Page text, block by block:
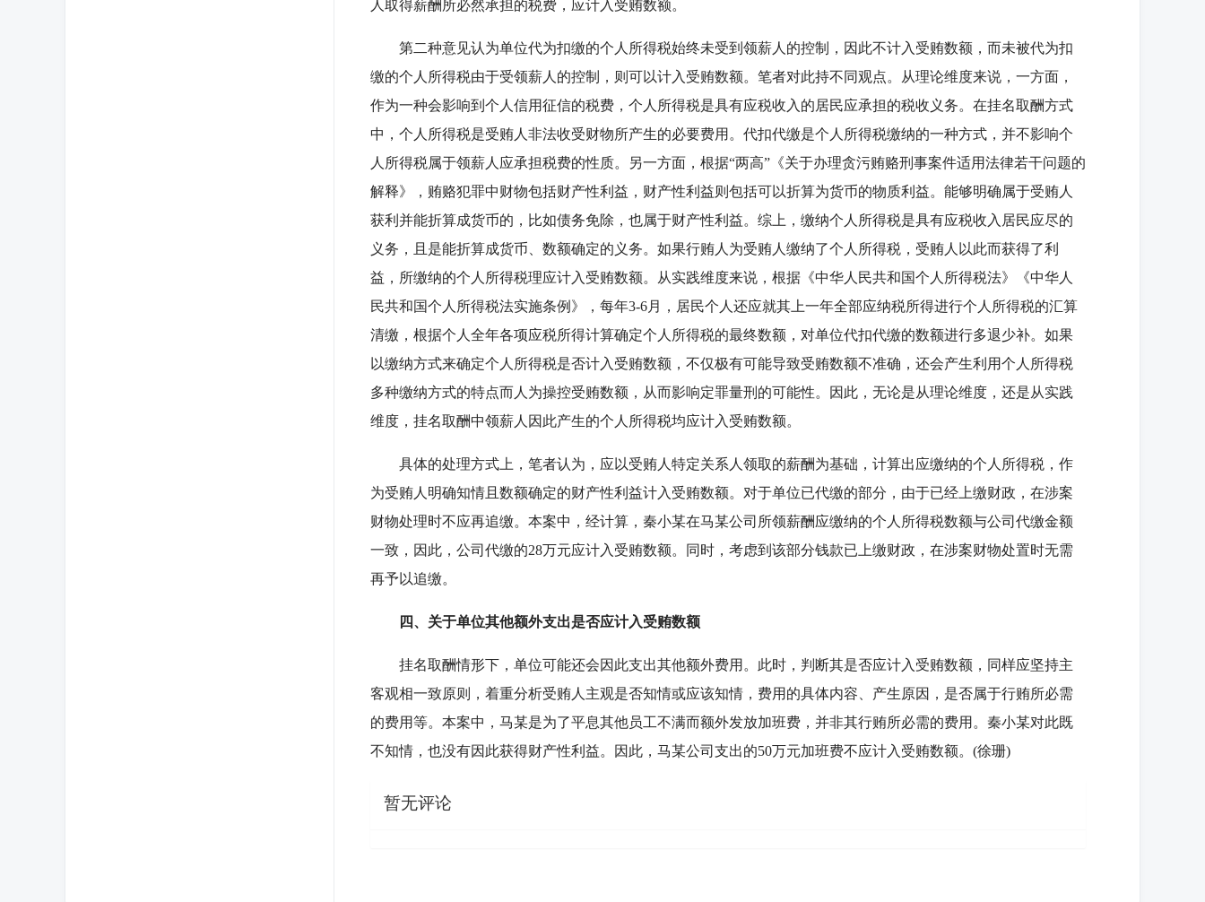
人取得薪酬所必然承担的税费，应计入受贿数额。
第二种意见认为单位代为扣缴的个人所得税始终未受到领薪人的控制，因此不计入受贿数额，而未被代为扣
缴的个人所得税由于受领薪人的控制，则可以计入受贿数额。笔者对此持不同观点。从理论维度来说，一方面，
作为一种会影响到个人信用征信的税费，个人所得税是具有应税收入的居民应承担的税收义务。在挂名取酬方式
中，个人所得税是受贿人非法收受财物所产生的必要费用。代扣代缴是个人所得税缴纳的一种方式，并不影响个
人所得税属于领薪人应承担税费的性质。另一方面，根据“两高”《关于办理贪污贿赂刑事案件适用法律若干问题的
解释》，贿赂犯罪中财物包括财产性利益，财产性利益则包括可以折算为货币的物质利益。能够明确属于受贿人
获利并能折算成货币的，比如债务免除，也属于财产性利益。综上，缴纳个人所得税是具有应税收入居民应尽的
义务，且是能折算成货币、数额确定的义务。如果行贿人为受贿人缴纳了个人所得税，受贿人以此而获得了利
益，所缴纳的个人所得税理应计入受贿数额。从实践维度来说，根据《中华人民共和国个人所得税法》《中华人
民共和国个人所得税法实施条例》，每年3-6月，居民个人还应就其上一年全部应纳税所得进行个人所得税的汇算
清缴，根据个人全年各项应税所得计算确定个人所得税的最终数额，对单位代扣代缴的数额进行多退少补。如果
以缴纳方式来确定个人所得税是否计入受贿数额，不仅极有可能导致受贿数额不准确，还会产生利用个人所得税
多种缴纳方式的特点而人为操控受贿数额，从而影响定罪量刑的可能性。因此，无论是从理论维度，还是从实践
维度，挂名取酬中领薪人因此产生的个人所得税均应计入受贿数额。
具体的处理方式上，笔者认为，应以受贿人特定关系人领取的薪酬为基础，计算出应缴纳的个人所得税，作
为受贿人明确知情且数额确定的财产性利益计入受贿数额。对于单位已代缴的部分，由于已经上缴财政，在涉案
财物处理时不应再追缴。本案中，经计算，秦小某在马某公司所领薪酬应缴纳的个人所得税数额与公司代缴金额
一致，因此，公司代缴的28万元应计入受贿数额。同时，考虑到该部分钱款已上缴财政，在涉案财物处置时无需
再予以追缴。
四、关于单位其他额外支出是否应计入受贿数额
挂名取酬情形下，单位可能还会因此支出其他额外费用。此时，判断其是否应计入受贿数额，同样应坚持主
客观相一致原则，着重分析受贿人主观是否知情或应该知情，费用的具体内容、产生原因，是否属于行贿所必需
的费用等。本案中，马某是为了平息其他员工不满而额外发放加班费，并非其行贿所必需的费用。秦小某对此既
不知情，也没有因此获得财产性利益。因此，马某公司支出的50万元加班费不应计入受贿数额。(徐珊)
暂无评论